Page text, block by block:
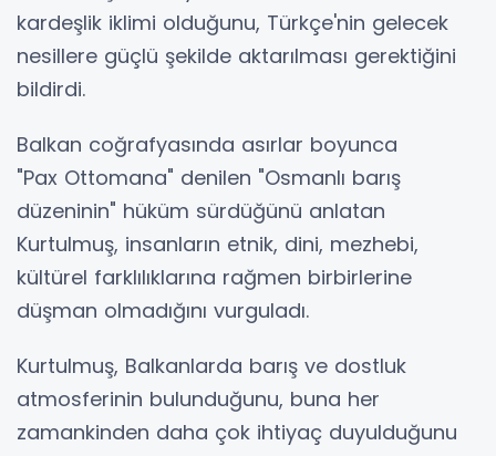
kardeşlik iklimi olduğunu, Türkçe'nin gelecek
nesillere güçlü şekilde aktarılması gerektiğini
bildirdi.
Balkan coğrafyasında asırlar boyunca
"Pax Ottomana" denilen "Osmanlı barış
düzeninin" hüküm sürdüğünü anlatan
Kurtulmuş, insanların etnik, dini, mezhebi,
kültürel farklılıklarına rağmen birbirlerine
düşman olmadığını vurguladı.
Kurtulmuş, Balkanlarda barış ve dostluk
atmosferinin bulunduğunu, buna her
zamankinden daha çok ihtiyaç duyulduğunu